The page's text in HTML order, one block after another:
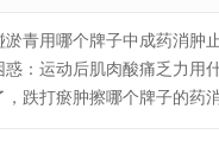
青用哪个牌子中成药消肿
：运动后肌肉酸痛乏力用
跌打瘀肿擦哪个牌子的药